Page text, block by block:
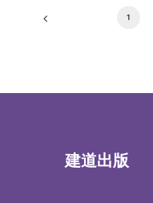
1
建道出版